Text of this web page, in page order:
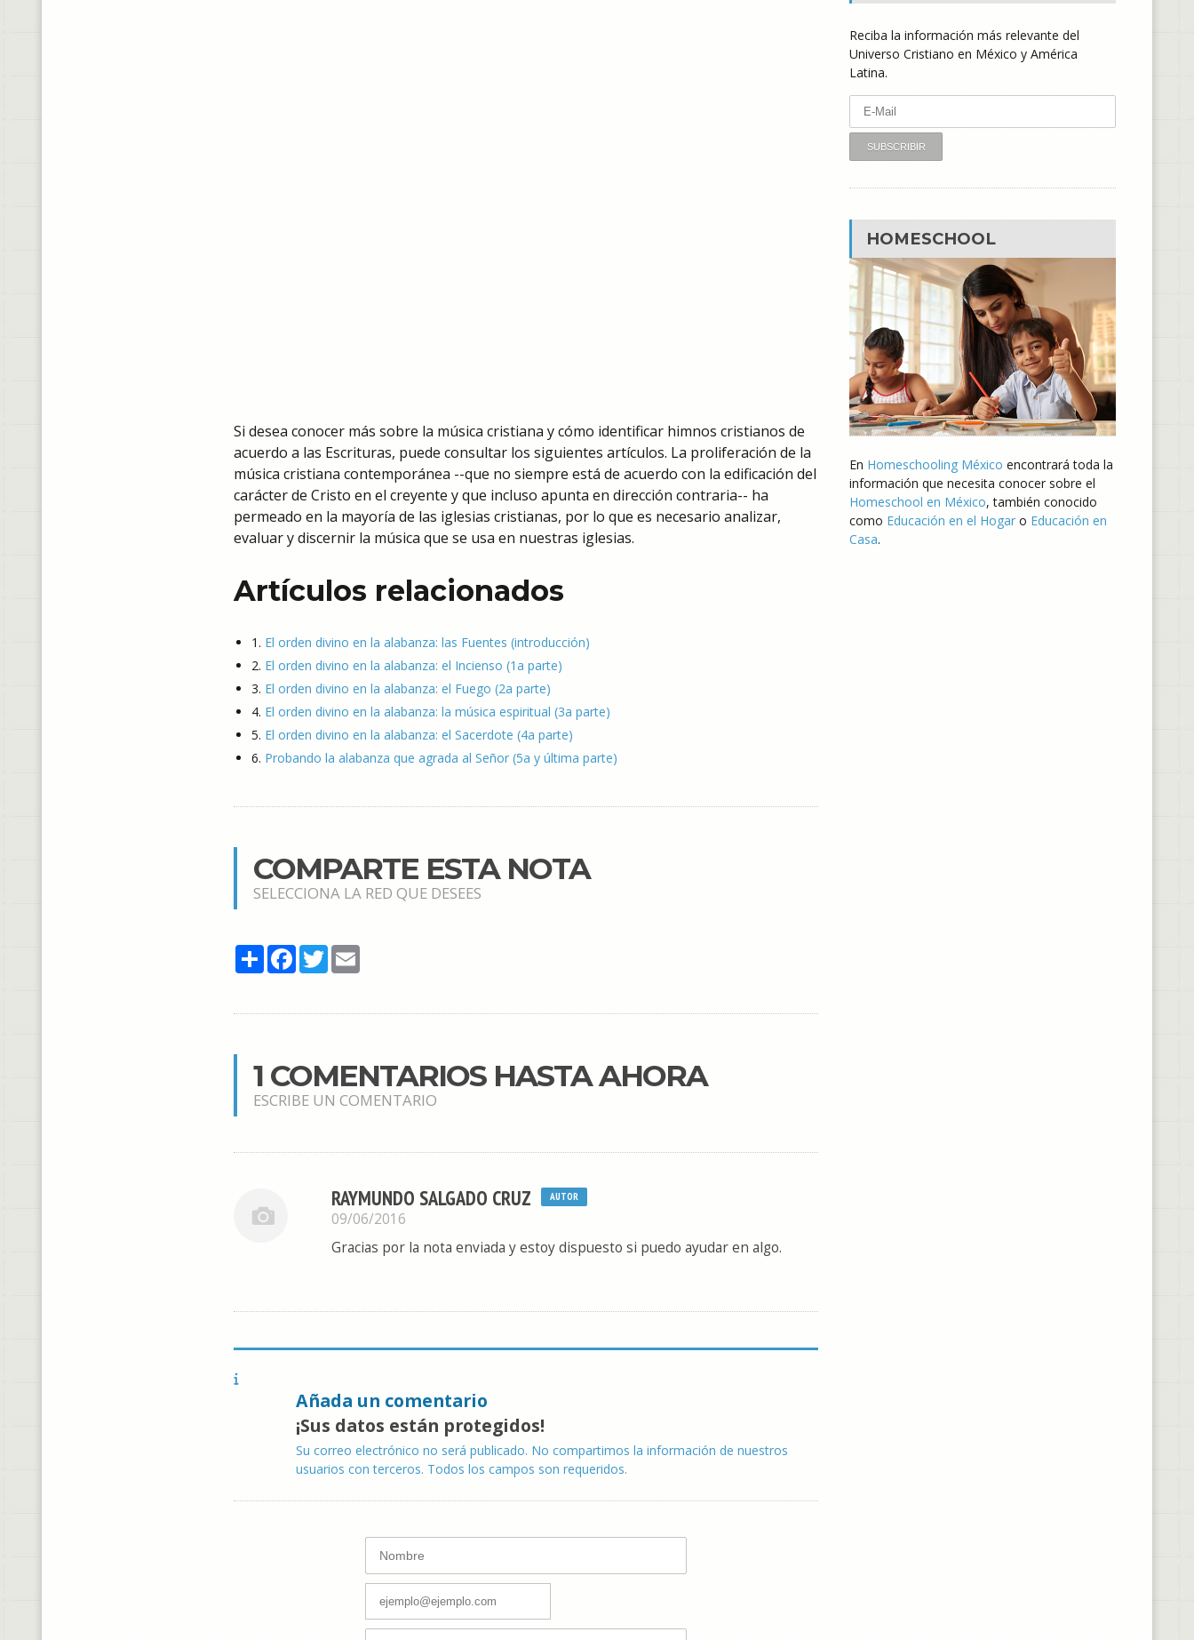
Si desea conocer más sobre la música cristiana y cómo identificar himnos cristianos de
acuerdo a las Escrituras, puede consultar los siguientes artículos. La proliferación de la
música cristiana contemporánea --que no siempre está de acuerdo con la edificación del
carácter de Cristo en el creyente y que incluso apunta en dirección contraria-- ha
permeado en la mayoría de las iglesias cristianas, por lo que es necesario analizar,
evaluar y discernir la música que se usa en nuestras iglesias.
Artículos relacionados
1. El orden divino en la alabanza: las Fuentes (introducción)
2. El orden divino en la alabanza: el Incienso (1a parte)
3. El orden divino en la alabanza: el Fuego (2a parte)
4. El orden divino en la alabanza: la música espiritual (3a parte)
5. El orden divino en la alabanza: el Sacerdote (4a parte)
6. Probando la alabanza que agrada al Señor (5a y última parte)
COMPARTE ESTA NOTA
SELECCIONA LA RED QUE DESEES
ShareFacebook
TwitterEmail
1 COMENTARIOS HASTA AHORA
ESCRIBE UN COMENTARIO
RAYMUNDO SALGADO CRUZ AUTOR
09/06/2016
Gracias por la nota enviada y estoy dispuesto si puedo ayudar en algo.
Añada un comentario
¡Sus datos están protegidos!
Su correo electrónico no será publicado. No compartimos la información de nuestros
usuarios con terceros. Todos los campos son requeridos.
Reciba la información más relevante del
Universo Cristiano en México y América
Latina.
HOMESCHOOL
En Homeschooling México encontrará toda la
información que necesita conocer sobre el
Homeschool en México, también conocido
como Educación en el Hogar o Educación en
Casa.